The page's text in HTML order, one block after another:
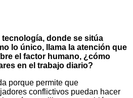
tecnología, donde se sitúa
lo único, llama la atención que
el factor humano, ¿cómo
en el trabajo diario?
porque permite que
conflictivos puedan hacer